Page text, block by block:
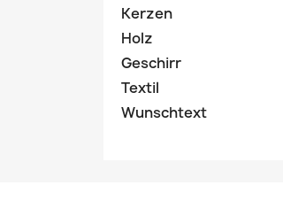
Kerzen
Holz
Geschirr
Textil
Wunschtext